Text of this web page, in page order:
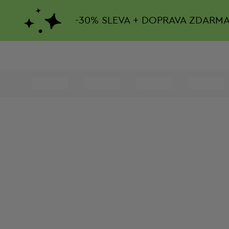
-30% SLEVA + DOPRAVA ZDARMA